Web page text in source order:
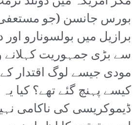
بورس جانسن (جو
برازیل میں بولسونارو
سے بڑی جمہوریت کہلانے
مودی جیسے لوگ اقتدار کے
کیسے پہنچ گئے تھے؟ کیا
ڈیموکریسی کی ناکامی